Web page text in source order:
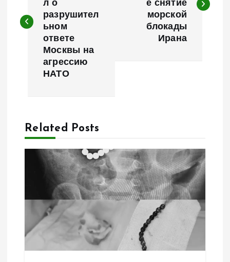
в
и
и
з
л о
разрушител
ьном
ответе
Москвы на
агрессию
НАТО
е снятие
морской
блокады
Ирана
Related Posts